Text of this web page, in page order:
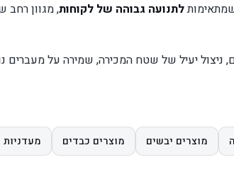
לתנועה גבוהה של לקוחות, מגוון רחב
יעיל של שטח המכירה, שמירה על מעברים
מוצרים יבשים מוצרים כבדים מעדניות